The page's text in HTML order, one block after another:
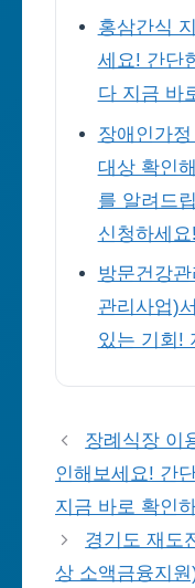
홍삼간식
세요! 간단
다 지금 바
장애인가
대상 확인
를 알려드
신청하세요!
방문건강
관리사업)
있는 기회!
장례식장 이
인해보세요! 간
지금 바로 확인
경기도 재도
상 소액금융지